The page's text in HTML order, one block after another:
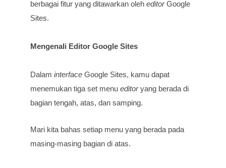
berbagai fitur yang ditawarkan oleheditorGoogle
Sites.
Mengenali Editor Google Sites
Dalaminterface Google Sites, kamu dapat
menemukan tiga set menueditoryang berada di
bagian tengah, atas, dan samping.
Mari kita bahas setiap menu yang berada pada
masing-masing bagian di atas.